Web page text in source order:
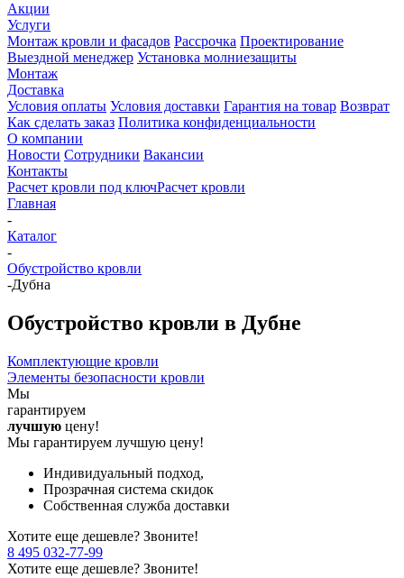
Акции
Услуги
Монтаж кровли и фасадов Рассрочка Проектирование
Выездной менеджер Установка молниезащиты
Монтаж
Доставка
Условия оплаты Условия доставки Гарантия на товар Возврат
Как сделать заказ Политика конфиденциальности
О компании
Новости Сотрудники Вакансии
Контакты
Расчет кровли под ключРасчет кровли
Главная
-
Каталог
-
Обустройство кровли
-Дубна
Обустройство кровли в Дубне
Комплектующие кровли
Элементы безопасности кровли
Мы
гарантируем
лучшую цену!
Мы гарантируем лучшую цену!
Индивидуальный подход,
Прозрачная система скидок
Собственная служба доставки
Хотите еще дешевле? Звоните!
8 495 032-77-99
Хотите еще дешевле? Звоните!